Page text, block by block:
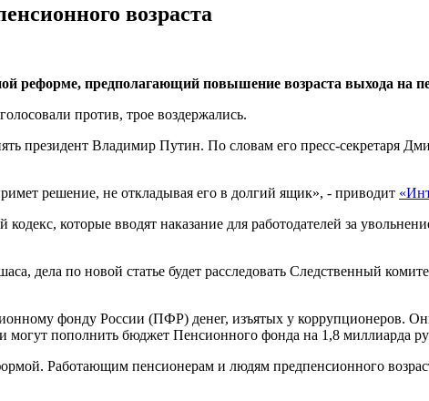
возраста
реформе, предполагающий повышение возраста выхода на
против, трое воздержались.
президент Владимир Путин. По словам его пресс-секретаря
решение, не откладывая его в долгий ящик», - приводит
которые вводят наказание для работодателей за
дела по новой статье будет расследовать Следственный
фонду России (ПФР) денег, изъятых у коррупционеров.
могут пополнить бюджет Пенсионного фонда на 1,8 миллиарда
Работающим пенсионерам и людям предпенсионного